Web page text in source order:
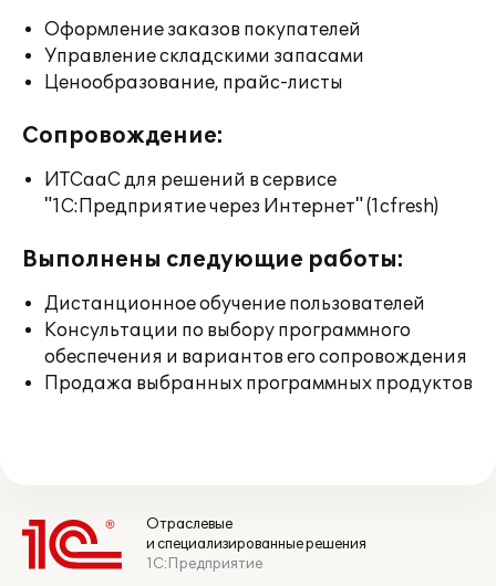
Оформление заказов покупателей
Управление складскими запасами
Ценообразование, прайс-листы
Сопровождение:
ИТСааС для решений в сервисе
"1С:Предприятие через Интернет" (1cfresh)
Выполнены следующие работы:
Дистанционное обучение пользователей
Консультации по выбору программного
обеспечения и вариантов его сопровождения
Продажа выбранных программных продуктов
Отраслевые
и специализированные решения
1С:Предприятие